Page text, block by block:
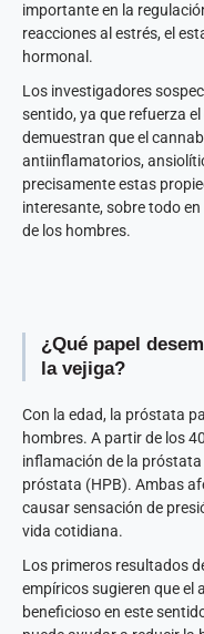
importante en la
reacciones al estrés, el
hormonal.
Los investigadores
sentido, ya que refuerza
demuestran que el
antiinflamatorios,
precisamente estas
interesante, sobre todo
de los hombres.
¿Qué papel
la vejiga?
Con la edad, la próstata
hombres. A partir de los
inflamación de la
próstata (HPB). Ambas
causar sensación de
vida cotidiana.
Los primeros resultados
empíricos sugieren que el
beneficioso en este